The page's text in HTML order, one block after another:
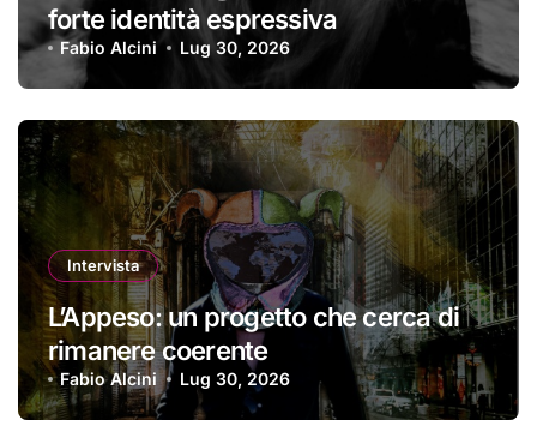
forte identità espressiva
Fabio Alcini Lug 30, 2026
Intervista
L’Appeso: un progetto che cerca di
rimanere coerente
Fabio Alcini Lug 30, 2026